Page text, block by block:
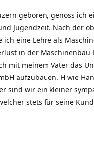
geboren, genoss ich
Jugendzeit. Nach der
ich eine Lehre als
in der
mit meinem Vater das
aufzubauen. H wie
sind wir ein kleiner
stets für seine